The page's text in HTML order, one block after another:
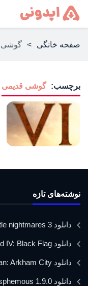
صفحه خانگی > گوشی
برچسب: گوشی قدیمی
نوشته‌های تازه
دانلود little nightmares 3 برای اندروید
دانلود Assassin’s Creed IV: Black Flag برای اندروید
دانلود Batman: Arkham City برای اندروید
دانلود Blasphemous 1.9.0 برای اندروید